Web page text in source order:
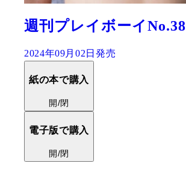
週刊プレイボーイNo.38
2024年09月02日発売
紙の本で購入
開/閉
電子版で購入
開/閉